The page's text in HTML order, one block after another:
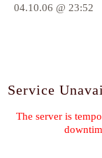
04.10.06 @ 23:52